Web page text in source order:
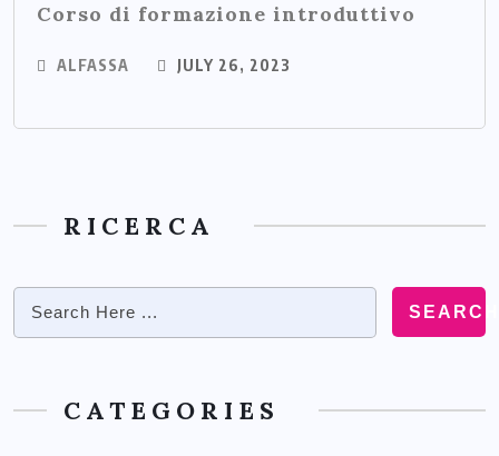
Corso di formazione introduttivo
ALFASSA JULY 26, 2023
RICERCA
SEARCH
CATEGORIES